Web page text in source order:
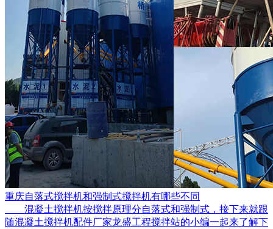
重庆自落式搅拌机和强制式搅拌机有哪些不同
混凝土搅拌机按搅拌原理分自落式和强制式，接下来就跟
随混凝土搅拌机配件厂家龙盛工程搅拌站的小编一起来了解下